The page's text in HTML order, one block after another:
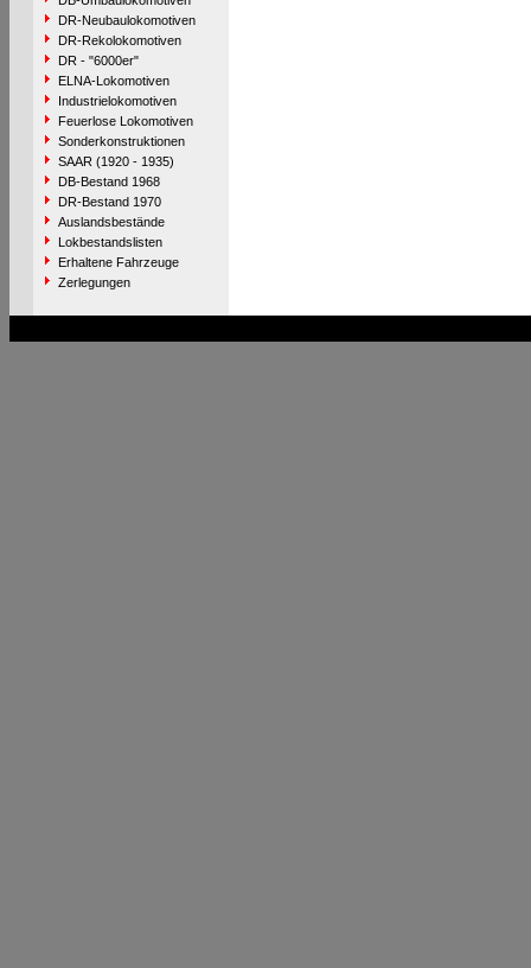
DR-Neubaulokomotiven
DR-Rekolokomotiven
DR - "6000er"
ELNA-Lokomotiven
Industrielokomotiven
Feuerlose Lokomotiven
Sonderkonstruktionen
SAAR (1920 - 1935)
DB-Bestand 1968
DR-Bestand 1970
Auslandsbestände
Lokbestandslisten
Erhaltene Fahrzeuge
Zerlegungen